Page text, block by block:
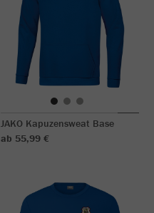
JAKO Kapuzensweat Base
ab 55,99 €